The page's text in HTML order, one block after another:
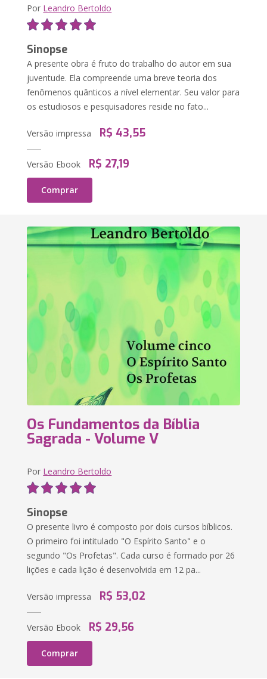
Por Leandro Bertoldo
Sinopse
A presente obra é fruto do trabalho do autor em sua
juventude. Ela compreende uma breve teoria dos
fenômenos quânticos a nível elementar. Seu valor para
os estudiosos e pesquisadores reside no fato...
Versão impressa R$ 43,55
Versão Ebook R$ 27,19
Comprar
Os Fundamentos da Bíblia
Sagrada - Volume V
Por Leandro Bertoldo
Sinopse
O presente livro é composto por dois cursos bíblicos.
O primeiro foi intitulado "O Espírito Santo" e o
segundo "Os Profetas". Cada curso é formado por 26
lições e cada lição é desenvolvida em 12 pa...
Versão impressa R$ 53,02
Versão Ebook R$ 29,56
Comprar